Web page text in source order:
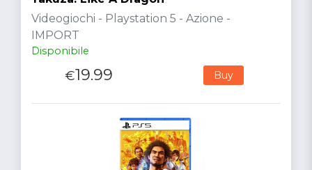
Videogiochi - Playstation 5 - Azione -
IMPORT
Disponibile
€19.99 Buy